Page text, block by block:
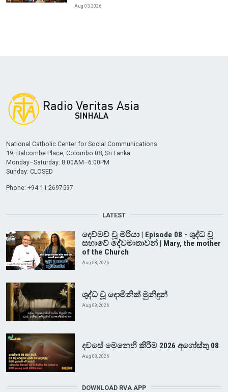
Aug 03, 2026
National Catholic Center for Social Communications
19, Balcombe Place, Colombo 08, Sri Lanka
Monday–Saturday: 8:00AM–6:00PM
Sunday: CLOSED
Phone: +94 11 2697597
LATEST
දෙව්මව් වූ මරියා | Episode 08 - ශුද්ධ වූ
සභාවේ දේවමාතාවන් | Mary, the mother
of the Church
Aug 08, 2026
ශුද්ධ වූ දොමිනික් මුනිඳුන්
Aug 08, 2026
දවසේ මෙනෙහි කිරීම 2026 අගෝස්තු 08
Aug 08, 2026
DOWNLOAD RVA APP